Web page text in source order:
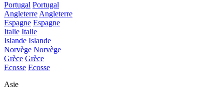
Portugal Portugal
Angleterre Angleterre
Espagne Espagne
Italie Italie
Islande Islande
Norvège Norvège
Grèce Grèce
Ecosse Ecosse
Asie